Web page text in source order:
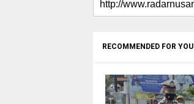
RECOMMENDED FOR YOU